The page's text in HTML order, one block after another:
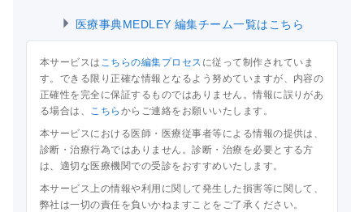
医療事典MEDLEY 編集チーム一覧はこちら
本サービスは こちらの編集プロセス に従って制作されていま
す。できる限り正確な情報となるよう努めていますが、内容の
正確性を完全に保証するものではありません。情報に誤りがあ
る場合は、
こちら からご連絡をお願いいたします。
本サービスにおける医師・医療従事者等による情報の提供は、
診断・治療行為ではありません。診断・治療を必要とする方
は、適切な医療機関での受診をおすすめいたします。
本サービス上の情報や利用に関して発生した損害等に関して、
弊社は一切の責任を負いかねますことをご了承ください。